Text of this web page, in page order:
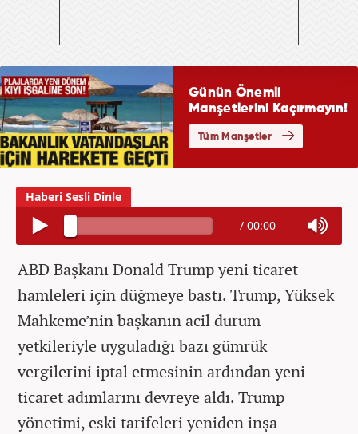
/ 00:00
ABD Başkanı Donald Trump yeni ticaret
hamleleri için düğmeye bastı. Trump, Yüksek
Mahkeme’nin başkanın acil durum
yetkileriyle uyguladığı bazı gümrük
vergilerini iptal etmesinin ardından yeni
ticaret adımlarını devreye aldı. Trump
yönetimi, eski tarifeleri yeniden inşa